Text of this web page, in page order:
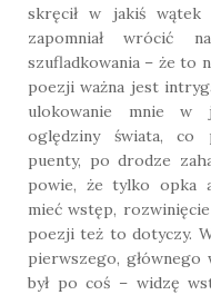
skręcił w jakiś wątek
zapomniał wrócić
szufladkowania – że to
poezji ważna jest
ulokowanie mnie w
oględziny świata, co
puenty, po drodze
powie, że tylko opka
mieć wstęp,
poezji też to dotyczy.
pierwszego,
był po coś – widzę